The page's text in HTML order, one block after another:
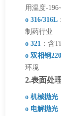
用温度-
o 316/316L
制药行业
o 321 ：含
o 双相钢
环境
2.表面处
o 机械抛光
o 电解抛光